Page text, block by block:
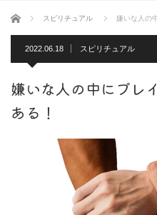
ホーム スピリチュアル 嫌いな人の
2022.06.18 スピリチュアル
嫌いな人の中にブレ
ある！